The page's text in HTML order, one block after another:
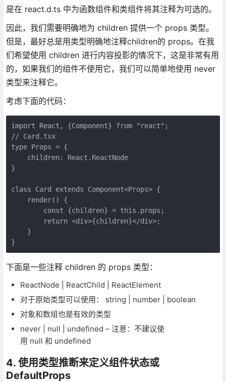
是在 react.d.ts 中为函数组件和类组件将其注释为可选的。
因此，我们需要明确地为 children 提供一个 props 类型。
但是，最好总是用类型明确地注释children的 props。在我
们希望使用 children 进行内容投影的情况下，这是非常有用
的，如果我们的组件不使用它，我们可以简单地使用 never
类型来注释它。
考虑下面的代码：
import React, {Component} from "react";
// Card.tsx
type Props = {
    children: React.ReactNode
}
class Card extends Component<Props> {
    render() {
        const {children} = this.props;
        return <div>{children}</div>;
    }
}
下面是一些注释 children 的 props 类型：
ReactNode | ReactChild | ReactElement
对于原始类型可以使用： string | number | boolean
对象和数组也是有效的类型
never | null | undefined – 注意：不建议使
用 null 和 undefined
4. 使用类型推断来定义组件状态或
DefaultProps